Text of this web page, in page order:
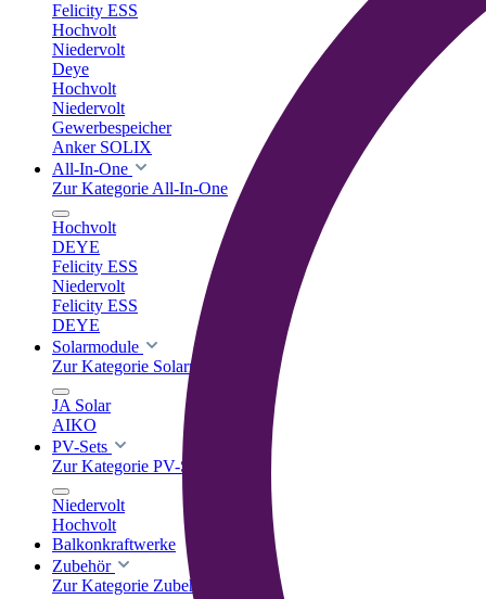
Felicity ESS
Hochvolt
Niedervolt
Deye
Hochvolt
Niedervolt
Gewerbespeicher
Anker SOLIX
All-In-One
Zur Kategorie All-In-One
Hochvolt
DEYE
Felicity ESS
Niedervolt
Felicity ESS
DEYE
Solarmodule
Zur Kategorie Solarmodule
JA Solar
AIKO
PV-Sets
Zur Kategorie PV-Sets
Niedervolt
Hochvolt
Balkonkraftwerke
Zubehör
Zur Kategorie Zubehör